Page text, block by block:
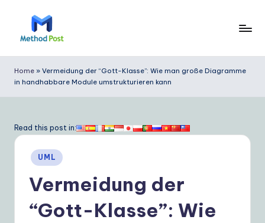
e
t
o
Home » Vermeidung der “Gott-Klasse”: Wie man große Diagramme
in handhabbare Module umstrukturieren kann
Read this post in:
Posted
in
UML
Vermeidung der
“Gott-Klasse”: Wie